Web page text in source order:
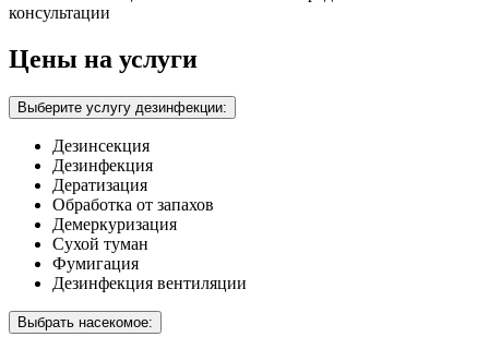
консультации
Цены на услуги
Выберите услугу дезинфекции:
Дезинсекция
Дезинфекция
Дератизация
Обработка от запахов
Демеркуризация
Сухой туман
Фумигация
Дезинфекция вентиляции
Выбрать насекомое: